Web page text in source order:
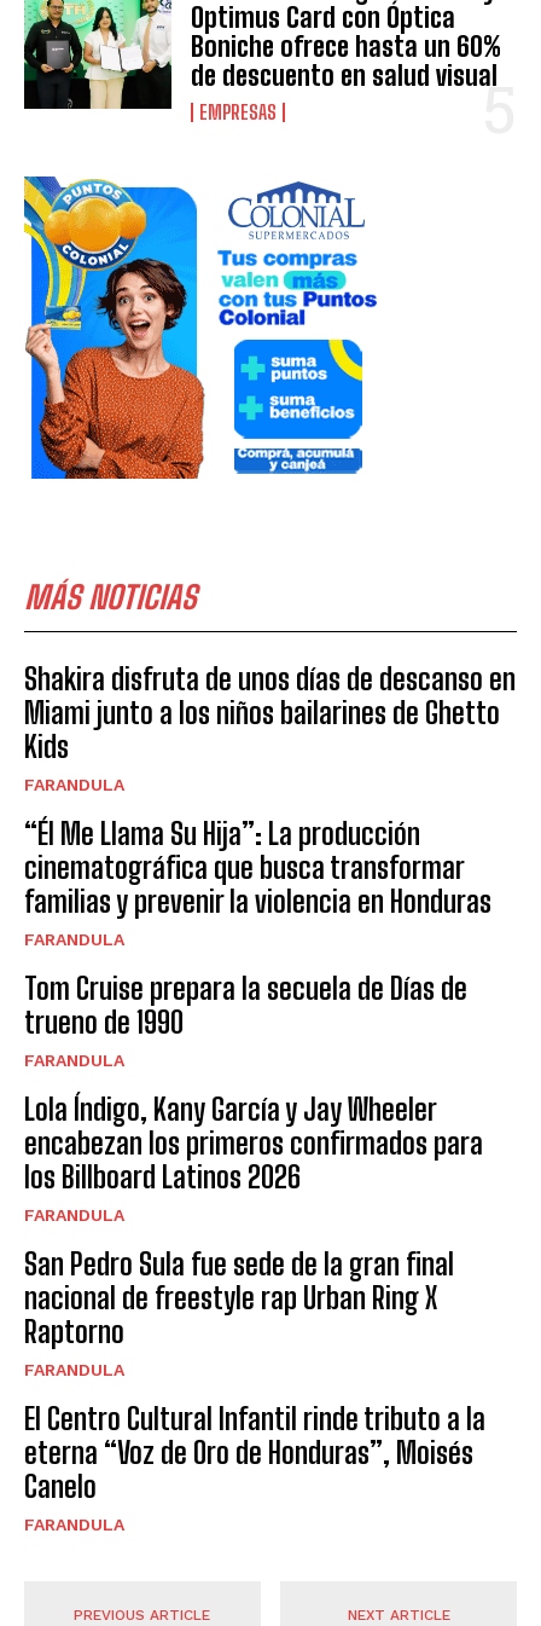
Optimus Card con Óptica
Boniche ofrece hasta un 60%
de descuento en salud visual
EMPRESAS
MÁS NOTICIAS
Shakira disfruta de unos días de descanso en
Miami junto a los niños bailarines de Ghetto
Kids
FARANDULA
“Él Me Llama Su Hija”: La producción
cinematográfica que busca transformar
familias y prevenir la violencia en Honduras
FARANDULA
Tom Cruise prepara la secuela de Días de
trueno de 1990
FARANDULA
Lola Índigo, Kany García y Jay Wheeler
encabezan los primeros confirmados para
los Billboard Latinos 2026
FARANDULA
San Pedro Sula fue sede de la gran final
nacional de freestyle rap Urban Ring X
Raptorno
FARANDULA
El Centro Cultural Infantil rinde tributo a la
eterna “Voz de Oro de Honduras”, Moisés
Canelo
FARANDULA
PREVIOUS ARTICLE NEXT ARTICLE